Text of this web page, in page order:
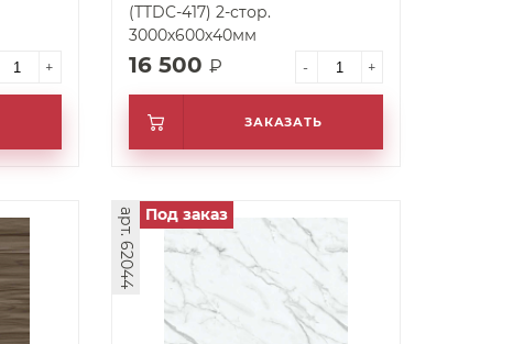
+
(TTDC-417) 2-стор.
3000х600х40мм
16 500 ₽ - +
ЗАКАЗАТЬ
арт. 62044 Под заказ